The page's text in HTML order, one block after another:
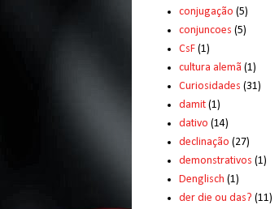
conjugação (5)
conjuncoes (5)
CsF (1)
cultura alemã (1)
Curiosidades (31)
damit (1)
dativo (14)
declinação (27)
demonstrativos (1)
Denglisch (1)
der die ou das? (11)